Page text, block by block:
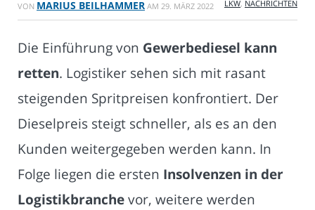
VON MARIUS BEILHAMMER AM 29. MÄRZ 2022 LKW, NACHRICHTEN
Die Einführung von Gewerbediesel kann
retten. Logistiker sehen sich mit rasant
steigenden Spritpreisen konfrontiert. Der
Dieselpreis steigt schneller, als es an den
Kunden weitergegeben werden kann. In
Folge liegen die ersten Insolvenzen in der
Logistikbranchevor, weitere werden